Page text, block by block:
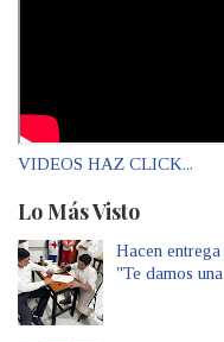
VIDEOS HAZ CLICK...
Lo Más Visto
Hacen
"Te damos